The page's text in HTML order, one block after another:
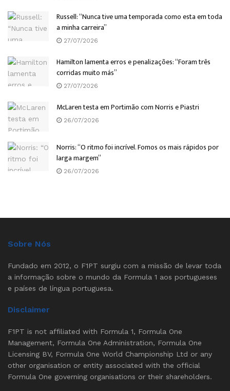
Russell: “Nunca tive uma temporada como esta em toda
a minha carreira”
27/07/2026
Hamilton lamenta erros e penalizações: “Foram três
corridas muito más”
27/07/2026
McLaren testa em Portimão com Norris e Piastri
26/07/2026
Norris: “O ritmo foi incrível. Fomos os mais rápidos por
larga margem”
26/07/2026
Sobre Nós
Fundado em 2012, o F1PT surgiu com a missão de levar toda
a informação sobre o mundo da Formula 1 aos portugueses
e países de língua portuguesa.
Disclaimer
F1PT is not affiliated with Formula 1, Formula One
Management, Formula One Administration, Formula One
Licensing BV, Formula One World Championship Ltd or any
other organisation or entity associated with the official
Formula One governing organisations or their shareholders.